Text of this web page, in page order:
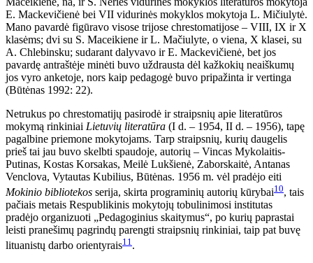
E. Mackevičienė bei VII vidurinės mokyklos mokytoja L. Mičiulytė.
Mano pavardė figūravo visose trijose chrestomatijose – VIII, IX ir X
klasėms; dvi su S. Maceikiene ir L. Mačiulyte, o viena, X klasei, su
A. Chlebinsku; sudarant dalyvavo ir E. Mackevičienė, bet jos
pavardę antraštėje minėti buvo uždrausta dėl kažkokių neaiškumų
jos vyro anketoje, nors kaip pedagogė buvo pripažinta ir vertinga
(Būtėnas 1992: 22).
Netrukus po chrestomatijų pasirodė ir straipsnių apie literatūros
mokymą rinkiniai Lietuvių literatūra (I d. – 1954, II d. – 1956), tapę
pagalbine priemone mokytojams. Tarp straipsnių, kurių daugelis
prieš tai jau buvo skelbti spaudoje, autorių – Vincas Mykolaitis-
Putinas, Kostas Korsakas, Meilė Lukšienė, Zaborskaitė, Antanas
Venclova, Vytautas Kubilius, Būtėnas. 1956 m. vėl pradėjo eiti
Mokinio bibliotekos serija, skirta programinių autorių kūrybai10, tais
pačiais metais Respublikinis mokytojų tobulinimosi institutas
pradėjo organizuoti „Pedagoginius skaitymus“, po kurių paprastai
leisti pranešimų pagrindų parengti straipsnių rinkiniai, taip pat buvę
lituanistų darbo orientyrais11.